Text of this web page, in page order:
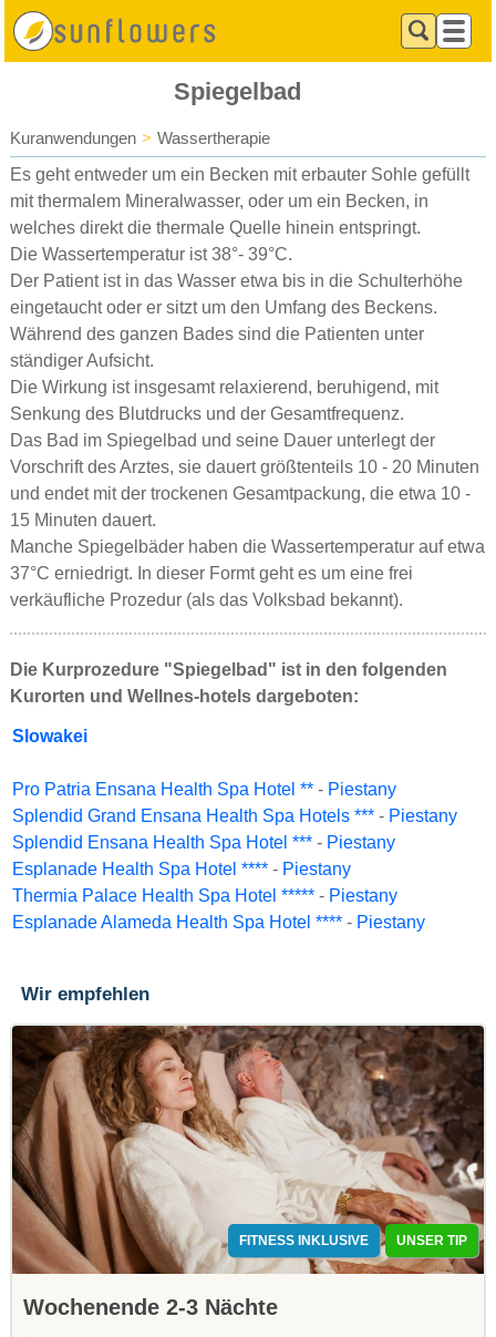
Spiegelbad
Kuranwendungen > Wassertherapie
Es geht entweder um ein Becken mit erbauter Sohle gefüllt
mit thermalem Mineralwasser, oder um ein Becken, in
welches direkt die thermale Quelle hinein entspringt.
Die Wassertemperatur ist 38°- 39°C.
Der Patient ist in das Wasser etwa bis in die Schulterhöhe
eingetaucht oder er sitzt um den Umfang des Beckens.
Während des ganzen Bades sind die Patienten unter
ständiger Aufsicht.
Die Wirkung ist insgesamt relaxierend, beruhigend, mit
Senkung des Blutdrucks und der Gesamtfrequenz.
Das Bad im Spiegelbad und seine Dauer unterlegt der
Vorschrift des Arztes, sie dauert größtenteils 10 - 20 Minuten
und endet mit der trockenen Gesamtpackung, die etwa 10 -
15 Minuten dauert.
Manche Spiegelbäder haben die Wassertemperatur auf etwa
37°C erniedrigt. In dieser Formt geht es um eine frei
verkäufliche Prozedur (als das Volksbad bekannt).
Die Kurprozedure "Spiegelbad" ist in den folgenden
Kurorten und Wellnes-hotels dargeboten:
Slowakei
Pro Patria Ensana Health Spa Hotel ** - Piestany
Splendid Grand Ensana Health Spa Hotels *** - Piestany
Splendid Ensana Health Spa Hotel *** - Piestany
Esplanade Health Spa Hotel **** - Piestany
Thermia Palace Health Spa Hotel ***** - Piestany
Esplanade Alameda Health Spa Hotel **** - Piestany
Wir empfehlen
FITNESS INKLUSIVE UNSER TIP
Wochenende 2-3 Nächte